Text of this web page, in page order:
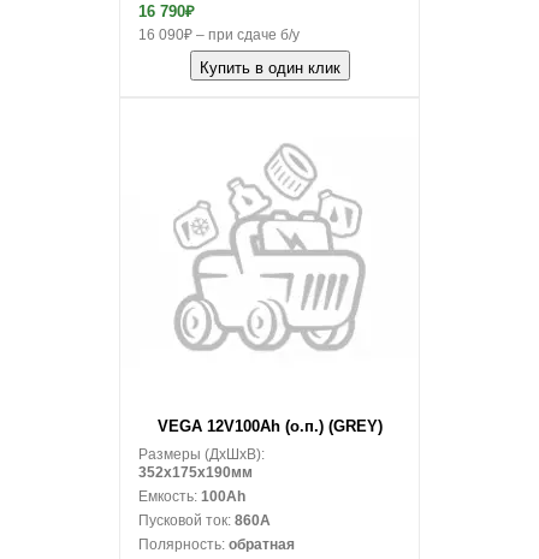
16 790₽
16 090₽ – при сдаче б/у
Купить в один клик
VEGA 12V100Ah (о.п.) (GREY)
Размеры (ДxШxВ):
352x175x190мм
Емкость: 100Ah
Пусковой ток: 860A
Полярность: обратная